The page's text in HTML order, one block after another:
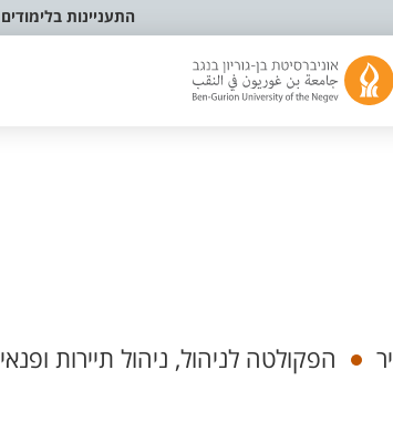
התעניינות בלימודים
הפקולטה לניהול, ניהול תיירות ופנאי